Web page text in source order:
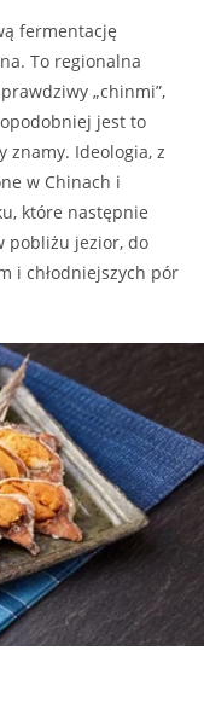
fermentację
To regionalna
„chinmi”,
jest to
znamy. Ideologia, z
w Chinach i
które następnie
pobliżu jezior, do
i chłodniejszych pór